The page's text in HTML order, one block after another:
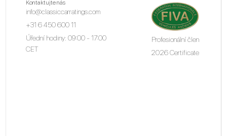
Kontaktujte nás
info@classiccarratings.com
+31 6 450 600 11
Úřední hodiny: 09:00 - 17:00
CET
Profesionální člen
2026 Certificate